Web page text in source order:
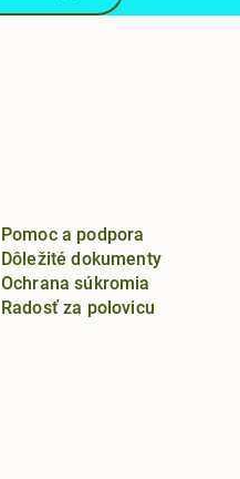
Pomoc a podpora
Dôležité dokumenty
Ochrana súkromia
Radosť za polovicu